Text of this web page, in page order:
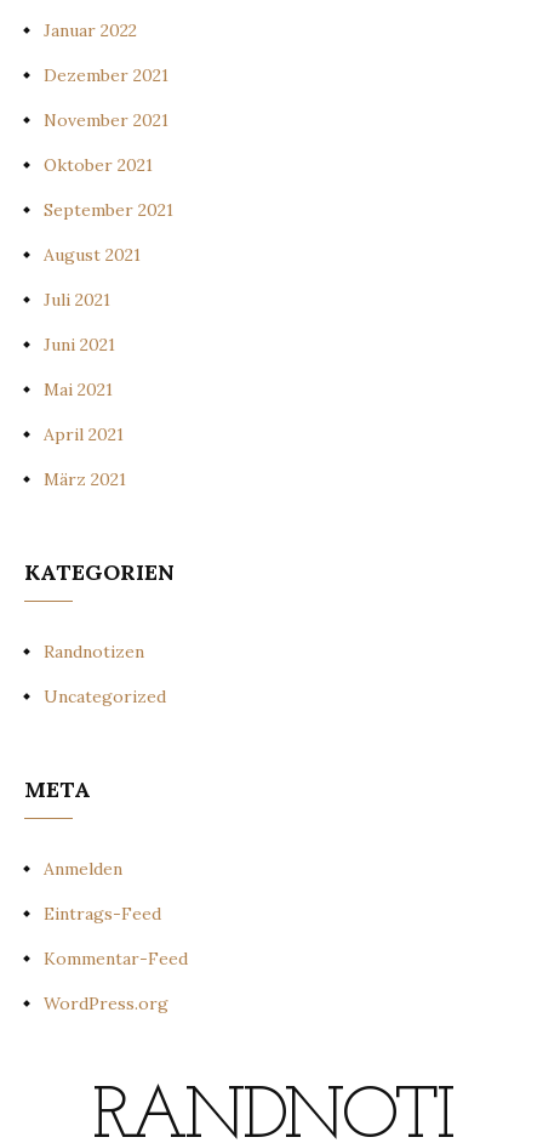
Januar 2022
Dezember 2021
November 2021
Oktober 2021
September 2021
August 2021
Juli 2021
Juni 2021
Mai 2021
April 2021
März 2021
KATEGORIEN
Randnotizen
Uncategorized
META
Anmelden
Eintrags-Feed
Kommentar-Feed
WordPress.org
RANDNOTI